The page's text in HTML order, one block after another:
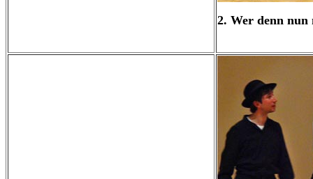
2. Wer denn nun